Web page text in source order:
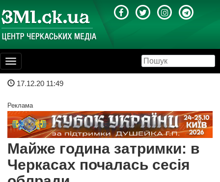
Toggle
navigation
17.12.20 11:49
Реклама
Майже година затримки: в
Черкасах почалась сесія